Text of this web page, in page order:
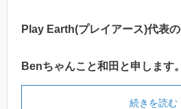
Play Earth(プレイアース)代表の
Benちゃんこと和田と申します。
続きを読む